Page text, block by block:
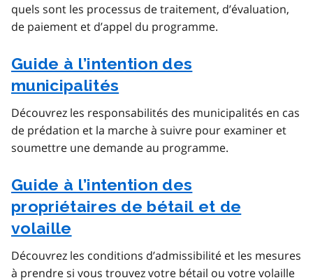
quels sont les processus de traitement, d’évaluation,
de paiement et d’appel du programme.
Guide à l’intention des
municipalités
Découvrez les responsabilités des municipalités en cas
de prédation et la marche à suivre pour examiner et
soumettre une demande au programme.
Guide à l’intention des
propriétaires de bétail et de
volaille
Découvrez les conditions d’admissibilité et les mesures
à prendre si vous trouvez votre bétail ou votre volaille